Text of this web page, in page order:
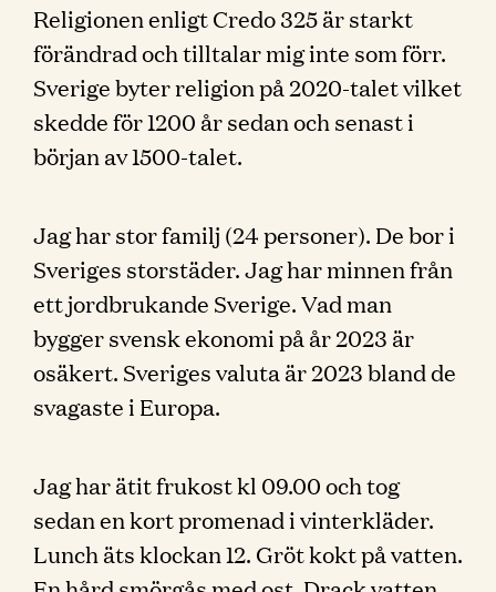
Religionen enligt Credo 325 är starkt
förändrad och tilltalar mig inte som förr.
Sverige byter religion på 2020-talet vilket
skedde för 1200 år sedan och senast i
början av 1500-talet.
Jag har stor familj (24 personer). De bor i
Sveriges storstäder. Jag har minnen från
ett jordbrukande Sverige. Vad man
bygger svensk ekonomi på år 2023 är
osäkert. Sveriges valuta är 2023 bland de
svagaste i Europa.
Jag har ätit frukost kl 09.00 och tog
sedan en kort promenad i vinterkläder.
Lunch äts klockan 12. Gröt kokt på vatten.